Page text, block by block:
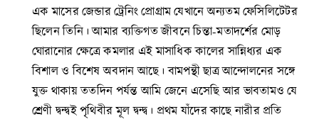
এক মাসের জেন্ডার ট্রেনিং প্রোগ্রাম যেখানে অন্যতম ফেসিলিটেটর
ছিলেন তিনি। আমার ব্যক্তিগত জীবনে চিন্তা-মতাদর্শের মোড়
ঘোরানোর ক্ষেত্রে কমলার এই মাসাধিক কালের সান্নিধ্যর এক
বিশাল ও বিশেষ অবদান আছে। বামপন্থী ছাত্র আন্দোলনের সঙ্গে
যুক্ত থাকায় ততদিন পর্যন্ত আমি জেনে এসেছি আর ভাবতামও যে
শ্রেণী দ্বন্দ্বই পৃথিবীর মূল দ্বন্দ্ব। প্রথম যাঁদের কাছে নারীর প্রতি